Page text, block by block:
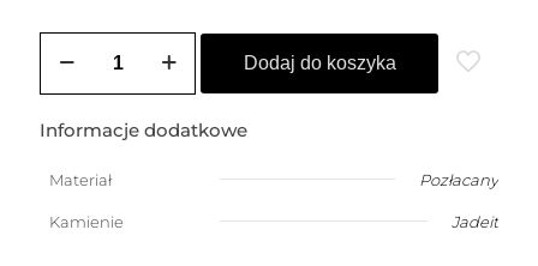
Bransoletka
z
Jadeitów
gwiazdką
Dodaj do koszyka
Informacje dodatkowe
Materiał Pozłacany
Kamienie Jadeit